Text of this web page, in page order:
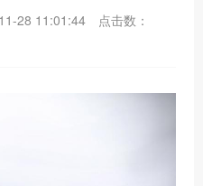
28 11:01:44
点击数：